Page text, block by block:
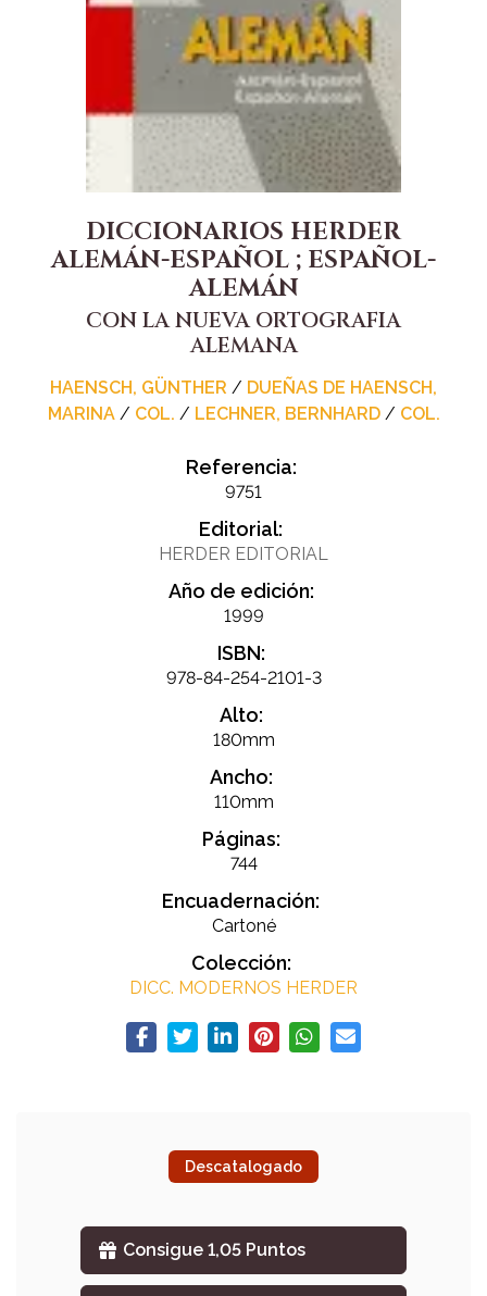
DICCIONARIOS HERDER
ALEMÁN-ESPAÑOL ; ESPAÑOL-
ALEMÁN
CON LA NUEVA ORTOGRAFIA
ALEMANA
HAENSCH, GÜNTHER / DUEÑAS DE HAENSCH,
MARINA / COL. / LECHNER, BERNHARD / COL.
Referencia:
9751
Editorial:
HERDER EDITORIAL
Año de edición:
1999
ISBN:
978-84-254-2101-3
Alto:
180mm
Ancho:
110mm
Páginas:
744
Encuadernación:
Cartoné
Colección:
DICC. MODERNOS HERDER
Descatalogado
Consigue 1,05 Puntos